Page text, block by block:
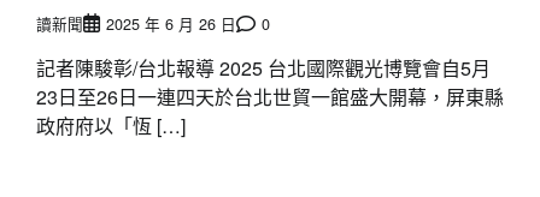
讀新聞 2025 年 6 月 26 日 0
記者陳駿彰/台北報導 2025 台北國際觀光博覽會自5月
23日至26日一連四天於台北世貿一館盛大開幕，屏東縣
政府府以「恆 […]